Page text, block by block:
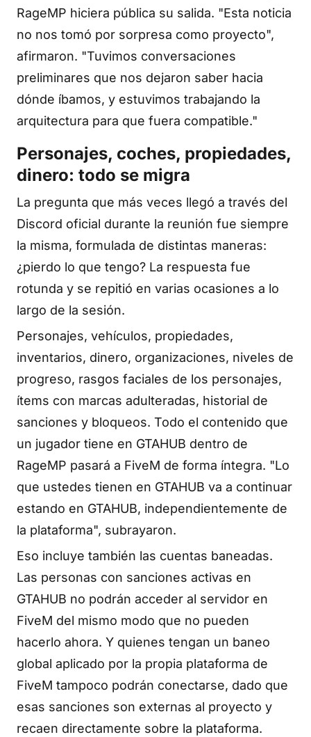
RageMP hiciera pública su salida. "Esta noticia
no nos tomó por sorpresa como proyecto",
afirmaron. "Tuvimos conversaciones
preliminares que nos dejaron saber hacia
dónde íbamos, y estuvimos trabajando la
arquitectura para que fuera compatible."
Personajes, coches, propiedades,
dinero: todo se migra
La pregunta que más veces llegó a través del
Discord oficial durante la reunión fue siempre
la misma, formulada de distintas maneras:
¿pierdo lo que tengo? La respuesta fue
rotunda y se repitió en varias ocasiones a lo
largo de la sesión.
Personajes, vehículos, propiedades,
inventarios, dinero, organizaciones, niveles de
progreso, rasgos faciales de los personajes,
ítems con marcas adulteradas, historial de
sanciones y bloqueos. Todo el contenido que
un jugador tiene en GTAHUB dentro de
RageMP pasará a FiveM de forma íntegra. "Lo
que ustedes tienen en GTAHUB va a continuar
estando en GTAHUB, independientemente de
la plataforma", subrayaron.
Eso incluye también las cuentas baneadas.
Las personas con sanciones activas en
GTAHUB no podrán acceder al servidor en
FiveM del mismo modo que no pueden
hacerlo ahora. Y quienes tengan un baneo
global aplicado por la propia plataforma de
FiveM tampoco podrán conectarse, dado que
esas sanciones son externas al proyecto y
recaen directamente sobre la plataforma.